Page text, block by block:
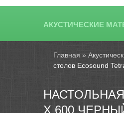
АКУСТИЧЕСКИЕ
Главная »
столов Ecosound
Х 600